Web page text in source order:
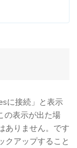
に接続」と表示
の表示が出た場
ありません。です
クアップすること